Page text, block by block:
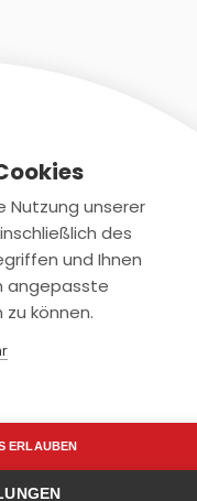
Nutzung unserer
des
und Ihnen
angepasste
können.
ERLAUBEN